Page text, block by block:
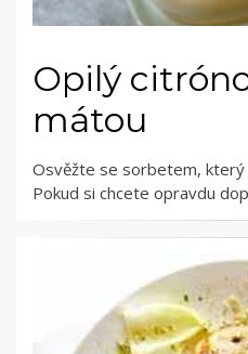
Opilý
mátou
Osvěžte se sorbetem, který
Pokud si chcete opravdu